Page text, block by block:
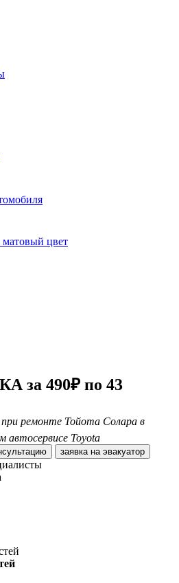
цвет
за 490₽ по 43
при ремонте Тойота Солара в
автосервисе Toyota
заявка на эвакуатор